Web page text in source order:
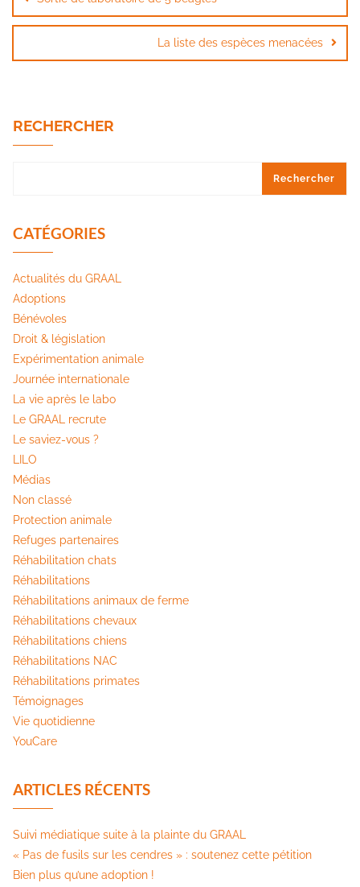
l’article
La liste des espèces menacées
RECHERCHER
Rechercher
CATÉGORIES
Actualités du GRAAL
Adoptions
Bénévoles
Droit & législation
Expérimentation animale
Journée internationale
La vie après le labo
Le GRAAL recrute
Le saviez-vous ?
LILO
Médias
Non classé
Protection animale
Refuges partenaires
Réhabilitation chats
Réhabilitations
Réhabilitations animaux de ferme
Réhabilitations chevaux
Réhabilitations chiens
Réhabilitations NAC
Réhabilitations primates
Témoignages
Vie quotidienne
YouCare
ARTICLES RÉCENTS
Suivi médiatique suite à la plainte du GRAAL
« Pas de fusils sur les cendres » : soutenez cette pétition​
Bien plus qu’une adoption !